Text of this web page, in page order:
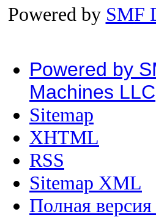
Powered by SMF
Powered by
Machines LLC
Sitemap
XHTML
RSS
Sitemap XML
Полная версия